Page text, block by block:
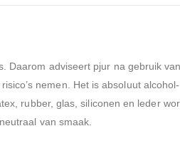
adviseert pjur na gebruik
nemen. Het is absoluut
rubber, glas, siliconen en leder
van smaak.